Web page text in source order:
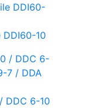
DDI60-10
DDC 6-10